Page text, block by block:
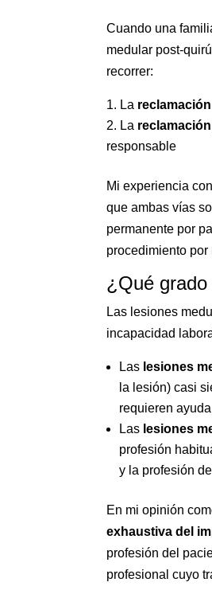
Cuando una
medular post-
recorrer:
La
La
responsable
Mi experiencia
que ambas vías
permanente por
procedimiento
¿Qué
Las lesiones
incapacidad
Las lesiones
la lesión) casi
requieren
Las lesiones
profesión
y la profesión
En mi opinión
exhaustiva del
profesión del
profesional cuyo